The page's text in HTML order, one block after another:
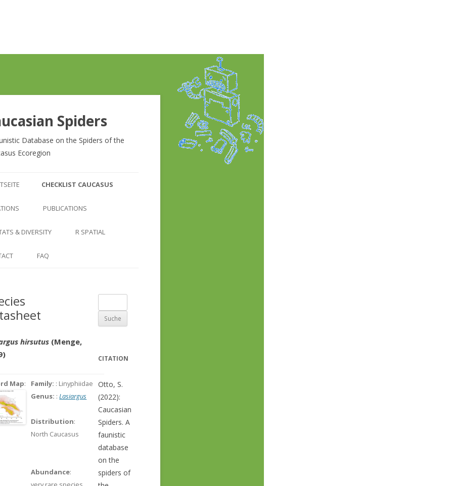
Spiders
Database on the Spiders of the
Ecoregion
Inhalt
CHECKLIST CAUCASUS
CHECKLIST CAUCASUS
COUNTRY AND REGION
LOCATION
PUBLICATIONS
LINKS
& DIVERSITY
DIVERSITY PATTERNS
R SPATIAL
RASTER BASICS 3 – AREA
FAQ
hirsutus (Menge,
Map: Family: : Linyphiidae
Genus: :Lasiargus
Distribution:
North Caucasus
Abundance:
nach:
CITATION
Otto, S.
(2022):
Caucasian
Spiders. A
faunistic
database
on the
spiders of